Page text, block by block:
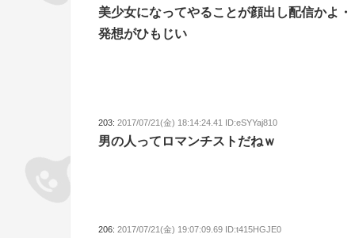
美少女になってやることが顔出し配信かよ・
発想がひもじい
203: 2017/07/21(金) 18:14:24.41 ID:eSYYaj810
男の人ってロマンチストだねｗ
206: 2017/07/21(金) 19:07:09.69 ID:t415HGJE0